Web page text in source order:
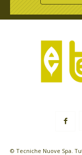
© Tecniche Nuove Spa.